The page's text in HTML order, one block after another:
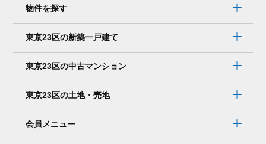
物件を探す
東京23区の新築一戸建て
東京23区の中古マンション
東京23区の土地・売地
会員メニュー